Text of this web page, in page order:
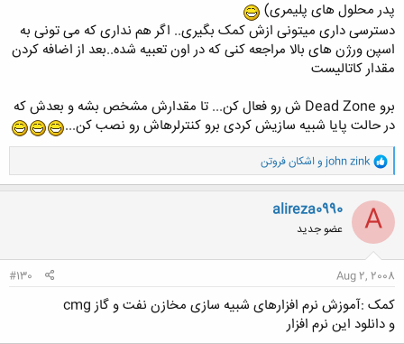
پدر محلول های پلیمری)
دسترسی داری میتونی ازش کمک بگیری.. اگر هم نداری که می تونی به
اسپن ورژن های بالا مراجعه کنی که در اون تعبیه شده..بعد از اضافه کردن
مقدار کاتالیست
برو Dead Zone ش رو فعال کن... تا مقدارش مشخص بشه و بعدش که
در حالت پایا شبیه سازیش کردی برو کنترلرهاش رو نصب کن...
و
ا
ک
ن
ش
ه
ا
john zink و اشکان فروتن
A
alireza0990
عضو جدید
Aug 2, 2008
#130
کمک :آموزش نرم افزارهای شبیه سازی مخازن نفت و گاز cmg
و دانلود این نرم افزار